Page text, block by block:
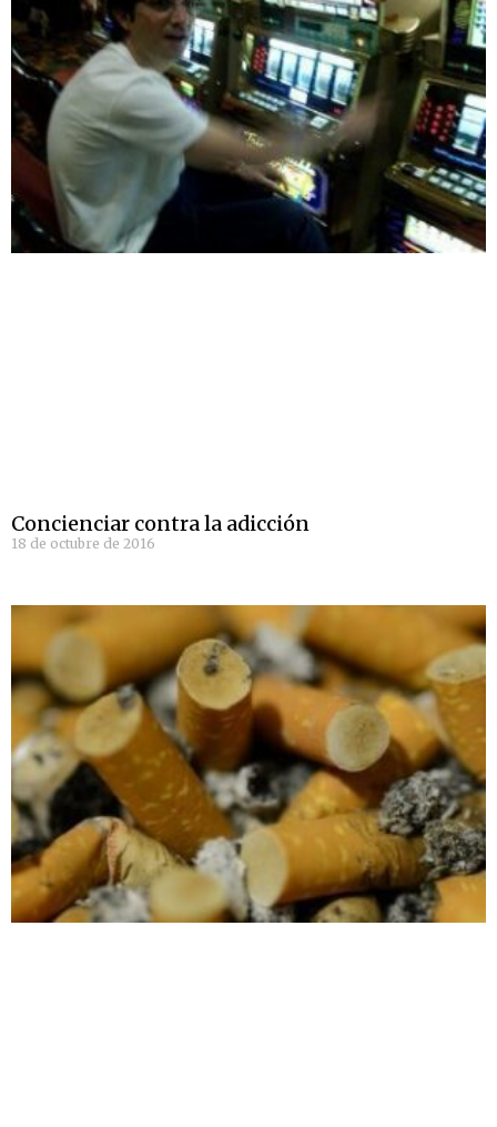
Concienciar contra la adicción
18 de octubre de 2016